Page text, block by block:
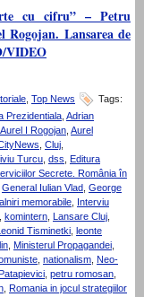
cu cifru” – Petru
Rogojan. Lansarea de
VIDEO
Top News
Tags:
Prezidentiala, Adrian
Aurel I Rogojan, Aurel
, Cluj,
Turcu, dss, Editura
Secrete. România în
General Iulian Vlad, George
memorabile, Interviu
, komintern, Lansare Cluj,
Tisminetki, leonte
, Ministerul Propagandei,
, nationalism, Neo-
Patapievici, petru romosan,
, Romania in jocul strategiilor